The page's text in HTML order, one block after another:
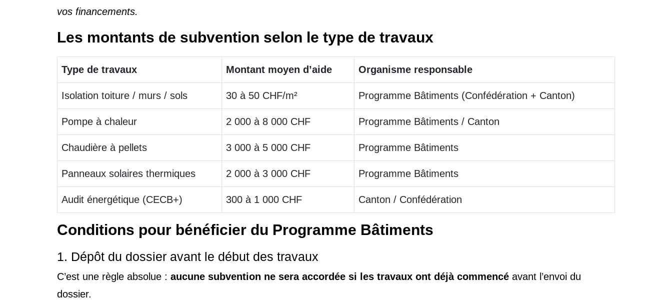
vos financements.
Les montants de subvention selon le type de travaux
Type de travaux Montant moyen d’aide Organisme responsable
Isolation toiture / murs / sols 30 à 50 CHF/m² Programme Bâtiments (Confédération + Canton)
Pompe à chaleur 2 000 à 8 000 CHF Programme Bâtiments / Canton
Chaudière à pellets 3 000 à 5 000 CHF Programme Bâtiments
Panneaux solaires thermiques 2 000 à 3 000 CHF Programme Bâtiments
Audit énergétique (CECB+) 300 à 1 000 CHF Canton / Confédération
Conditions pour bénéficier du Programme Bâtiments
1. Dépôt du dossier avant le début des travaux
C’est une règle absolue : aucune subvention ne sera accordée si les travaux ont déjà commencé avant l’envoi du
dossier.